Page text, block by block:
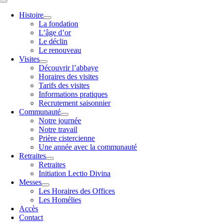
Toggle
NavigationHistoire
La fondation
L’âge d’or
Le déclin
Le renouveau
Visites
Découvrir l’abbaye
Horaires des visites
Tarifs des visites
Informations pratiques
Recrutement saisonnier
Communauté
Notre journée
Notre travail
Prière cistercienne
Une année avec la communauté
Retraites
Retraites
Initiation Lectio Divina
Messes
Les Horaires des Offices
Les Homélies
Accès
Contact